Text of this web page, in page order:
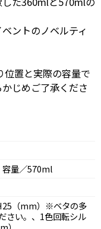
ントのノベルティ
位置と実際の容量で
じめご了承くださ
量／570ml
（mm）※ベタの多
さい。、1色回転シル